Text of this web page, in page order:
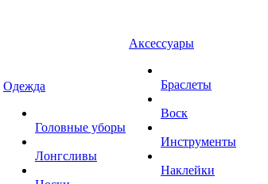
Одежда
Головные уборы
Лонгсливы
Аксессуары
Браслеты
Воск
Инструменты
Наклейки